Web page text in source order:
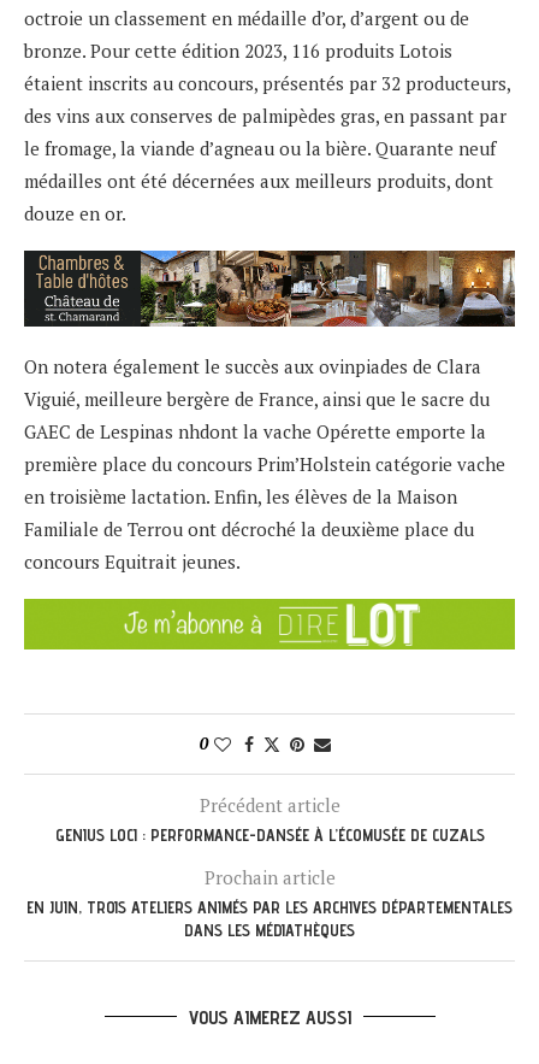
octroie un classement en médaille d’or, d’argent ou de
bronze. Pour cette édition 2023, 116 produits Lotois
étaient inscrits au concours, présentés par 32 producteurs,
des vins aux conserves de palmipèdes gras, en passant par
le fromage, la viande d’agneau ou la bière. Quarante neuf
médailles ont été décernées aux meilleurs produits, dont
douze en or.
On notera également le succès aux ovinpiades de Clara
Viguié, meilleure bergère de France, ainsi que le sacre du
GAEC de Lespinas nhdont la vache Opérette emporte la
première place du concours Prim’Holstein catégorie vache
en troisième lactation. Enfin, les élèves de la Maison
Familiale de Terrou ont décroché la deuxième place du
concours Equitrait jeunes.
0
Précédent article
GENIUS LOCI : PERFORMANCE-DANSÉE À L’ÉCOMUSÉE DE CUZALS
Prochain article
EN JUIN, TROIS ATELIERS ANIMÉS PAR LES ARCHIVES DÉPARTEMENTALES
DANS LES MÉDIATHÈQUES
VOUS AIMEREZ AUSSI